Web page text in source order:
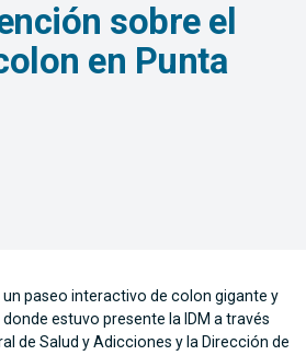
sobre el
en Punta
paseo interactivo de colon gigante y
estuvo presente la IDM a través
de Salud y Adicciones y la Dirección de